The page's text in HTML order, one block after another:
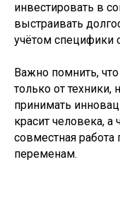
инвестировать в
выстраивать
учётом специфики
Важно помнить,
только от техники,
принимать
красит человека,
совместная
переменам.